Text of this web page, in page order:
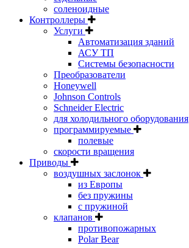
соленоидные
Контроллеры
Услуги
Автоматизация зданий
АСУ ТП
Системы безопасности
Преобразователи
Honeywell
Johnson Controls
Schneider Electric
для холодильного оборудования
программируемые
полевые
скорости вращения
Приводы
воздушных заслонок
из Европы
без пружины
с пружиной
клапанов
противопожарных
Polar Bear